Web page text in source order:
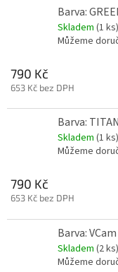
Barva:
Skladem (1 ks)
Můžeme
790 Kč
653 Kč bez DPH
Barva:
Skladem (1 ks)
Můžeme
790 Kč
653 Kč bez DPH
Barva: VCam
Skladem (2 ks)
Můžeme